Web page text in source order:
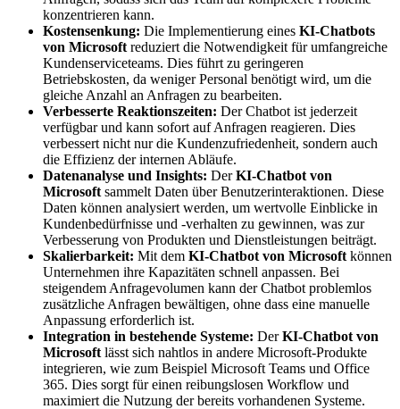
konzentrieren kann.
Kostensenkung: Die Implementierung eines KI-Chatbots
von Microsoft reduziert die Notwendigkeit für umfangreiche
Kundenserviceteams. Dies führt zu geringeren
Betriebskosten, da weniger Personal benötigt wird, um die
gleiche Anzahl an Anfragen zu bearbeiten.
Verbesserte Reaktionszeiten: Der Chatbot ist jederzeit
verfügbar und kann sofort auf Anfragen reagieren. Dies
verbessert nicht nur die Kundenzufriedenheit, sondern auch
die Effizienz der internen Abläufe.
Datenanalyse und Insights: DerKI-Chatbot von
Microsoft sammelt Daten über Benutzerinteraktionen. Diese
Daten können analysiert werden, um wertvolle Einblicke in
Kundenbedürfnisse und -verhalten zu gewinnen, was zur
Verbesserung von Produkten und Dienstleistungen beiträgt.
Skalierbarkeit: Mit dem KI-Chatbot von Microsoft können
Unternehmen ihre Kapazitäten schnell anpassen. Bei
steigendem Anfragevolumen kann der Chatbot problemlos
zusätzliche Anfragen bewältigen, ohne dass eine manuelle
Anpassung erforderlich ist.
Integration in bestehende Systeme: DerKI-Chatbot von
Microsoft lässt sich nahtlos in andere Microsoft-Produkte
integrieren, wie zum Beispiel Microsoft Teams und Office
365. Dies sorgt für einen reibungslosen Workflow und
maximiert die Nutzung der bereits vorhandenen Systeme.